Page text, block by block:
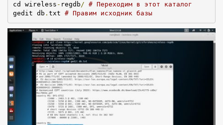
cd wireless - regdb/ # Переходим в этот каталог
gedit db . txt # Правим исходник базы